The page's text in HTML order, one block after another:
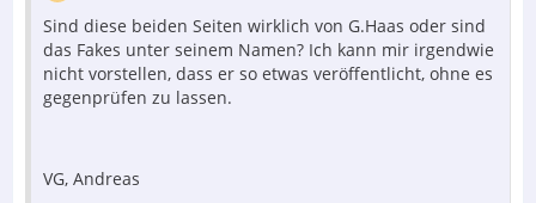
Sind diese beiden Seiten wirklich von G.Haas oder sind
das Fakes unter seinem Namen? Ich kann mir irgendwie
nicht vorstellen, dass er so etwas veröffentlicht, ohne es
gegenprüfen zu lassen.
VG, Andreas